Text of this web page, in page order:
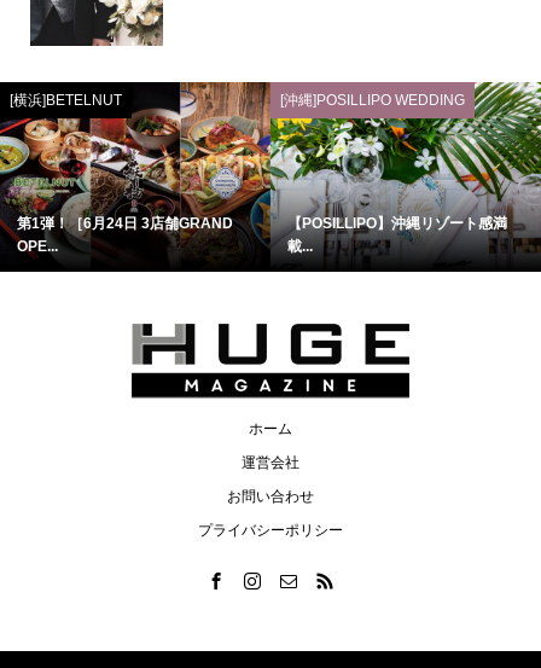
[横浜]BETELNUT
第1弾！［6月24日 3店舗GRAND
OPE...
[沖縄]POSILLIPO WEDDING
【POSILLIPO】沖縄リゾート感満
載...
ホーム
運営会社
お問い合わせ
プライバシーポリシー